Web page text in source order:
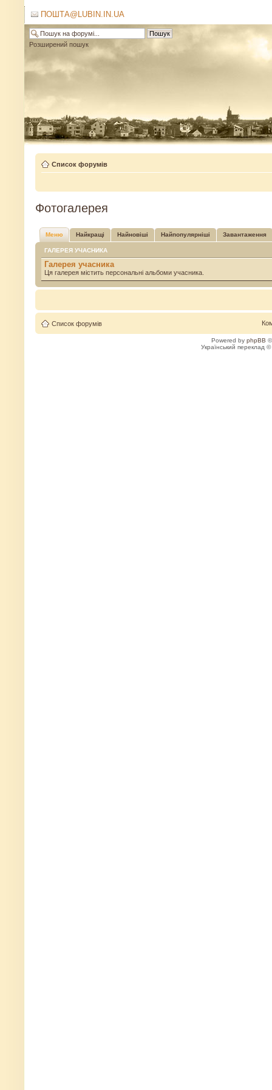
ПОШТА@LUBIN.IN.UA
Розширений пошук
Список форумів
Фотогалерея
Меню Найкращі Найновіші Найпопулярніші Завантаження
ГАЛЕРЕЯ УЧАСНИКА
Галерея учасника
Ця галерея містить персональні альбоми учасника.
Список форумів
Powered by phpBB
Український переклад